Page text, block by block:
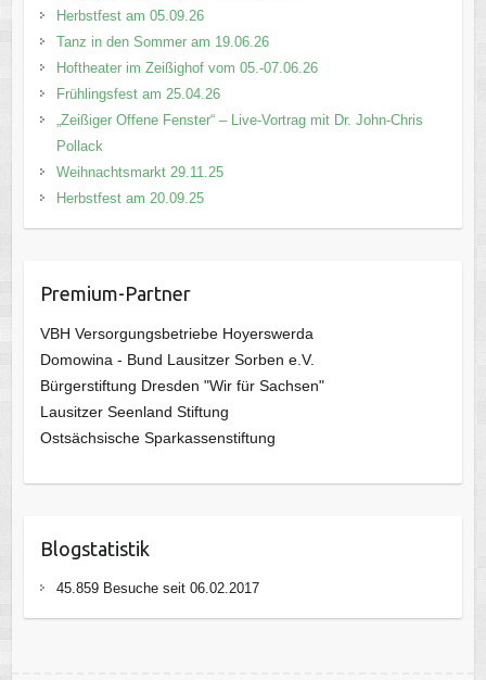
Herbstfest am 05.09.26
Tanz in den Sommer am 19.06.26
Hoftheater im Zeißighof vom 05.-07.06.26
Frühlingsfest am 25.04.26
„Zeißiger Offene Fenster“ – Live-Vortrag mit Dr. John-Chris
Pollack
Weihnachtsmarkt 29.11.25
Herbstfest am 20.09.25
Premium-Partner
VBH Versorgungsbetriebe Hoyerswerda
Domowina - Bund Lausitzer Sorben e.V.
Bürgerstiftung Dresden "Wir für Sachsen"
Lausitzer Seenland Stiftung
Ostsächsische Sparkassenstiftung
Blogstatistik
45.859 Besuche seit 06.02.2017